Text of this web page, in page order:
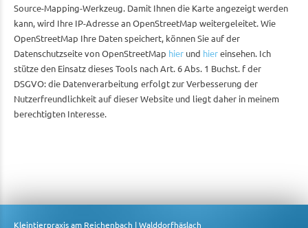
Source-Mapping-Werkzeug. Damit Ihnen die Karte angezeigt werden
kann, wird Ihre IP-Adresse an OpenStreetMap weitergeleitet. Wie
OpenStreetMap Ihre Daten speichert, können Sie auf der
Datenschutzseite von OpenStreetMap hier und hiereinsehen. Ich
stütze den Einsatz dieses Tools nach Art. 6 Abs. 1 Buchst. f der
DSGVO: die Datenverarbeitung erfolgt zur Verbesserung der
Nutzerfreundlichkeit auf dieser Website und liegt daher in meinem
berechtigten Interesse.
Kleintierpraxis am Reichenbach | Walddorfhäslach